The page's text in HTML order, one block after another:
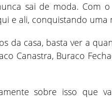
sai de moda. Com
e ali, conquistando uma
da casa, basta ver a
Canastra, Buraco
sobre isso que